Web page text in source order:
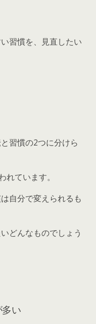
習慣を、見直したい
習慣の2つに分けら
ています。
自分で変えられるも
どんなものでしょう
い